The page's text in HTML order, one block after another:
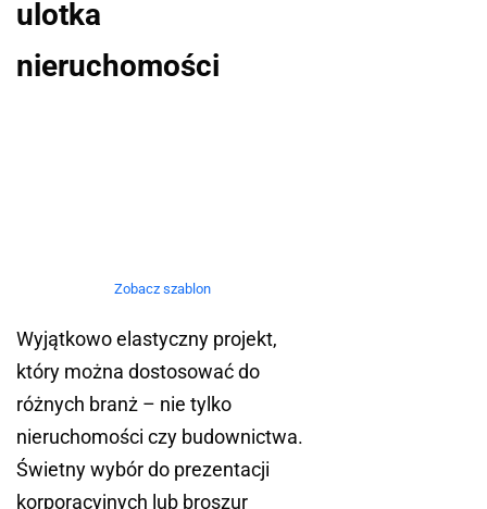
ulotka
nieruchomości
Zobacz szablon
Wyjątkowo elastyczny projekt,
który można dostosować do
różnych branż – nie tylko
nieruchomości czy budownictwa.
Świetny wybór do prezentacji
korporacyjnych lub broszur